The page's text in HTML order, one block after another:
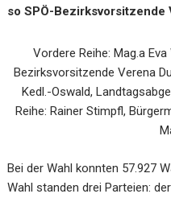
so SPÖ-Bezirksvorsitzende
Vordere Reihe: Mag.a
Bezirksvorsitzende Verena
Kedl.-Oswald,
Reihe: Rainer Stimpfl,
Bei der Wahl konnten 57.927
Wahl standen drei Parteien: